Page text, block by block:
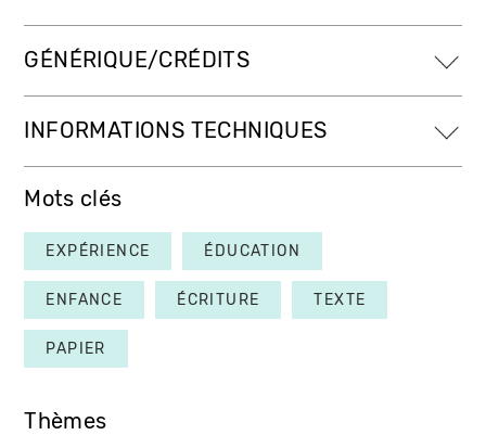
GÉNÉRIQUE/CRÉDITS
INFORMATIONS TECHNIQUES
Mots clés
EXPÉRIENCE ÉDUCATION
ENFANCE ÉCRITURE TEXTE
PAPIER
Thèmes